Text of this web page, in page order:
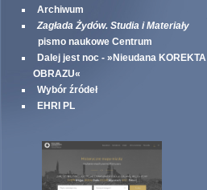
Archiwum
Zagłada Żydów. Studia i Materiały
pismo naukowe Centrum
Dalej jest noc - »Nieudana KOREKTA
OBRAZU«
Wybór źródeł
EHRI PL